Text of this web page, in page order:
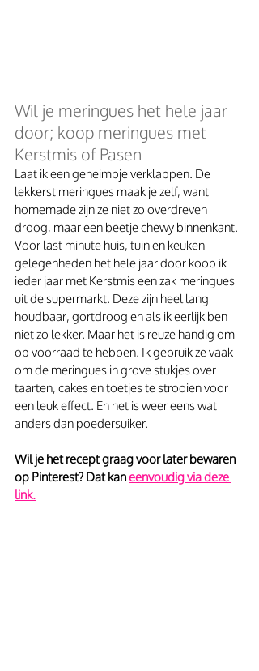
Wil je meringues het hele jaar
door; koop meringues met
Kerstmis of Pasen
Laat ik een geheimpje verklappen. De
lekkerst meringues maak je zelf, want
homemade zijn ze niet zo overdreven
droog, maar een beetje chewy binnenkant.
Voor last minute huis, tuin en keuken
gelegenheden het hele jaar door koop ik
ieder jaar met Kerstmis een zak meringues
uit de supermarkt. Deze zijn heel lang
houdbaar, gortdroog en als ik eerlijk ben
niet zo lekker. Maar het is reuze handig om
op voorraad te hebben. Ik gebruik ze vaak
om de meringues in grove stukjes over
taarten, cakes en toetjes te strooien voor
een leuk effect. En het is weer eens wat
anders dan poedersuiker.
Wil je het recept graag voor later bewaren
op Pinterest? Dat kan eenvoudig via deze
link.